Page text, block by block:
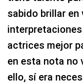
sabido brillar
actrices mejor
en esta nota no
ello, sí era